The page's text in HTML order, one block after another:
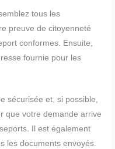
tous les
preuve de citoyenneté
conformes. Ensuite,
fournie pour les
sécurisée et, si possible,
que votre demande arrive
Il est également
les documents envoyés.